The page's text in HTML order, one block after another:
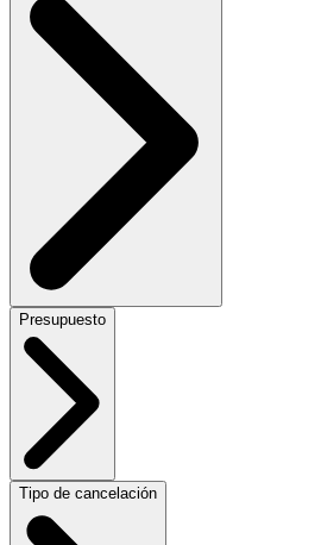
Presupuesto
Tipo de cancelación